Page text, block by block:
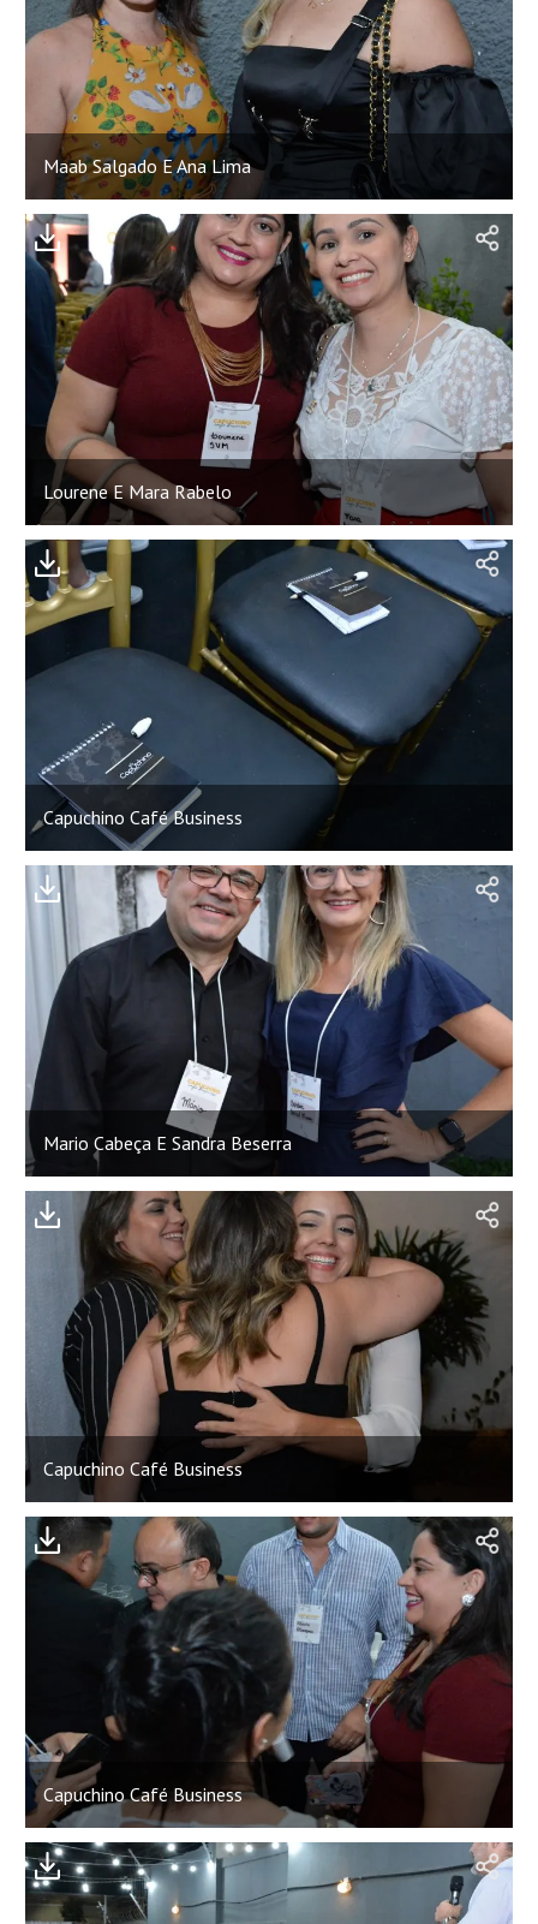
;
Maab Salgado E Ana Lima
;
Lourene E Mara Rabelo
;
Capuchino Café Business
;
Mario Cabeça E Sandra Beserra
;
Capuchino Café Business
;
Capuchino Café Business